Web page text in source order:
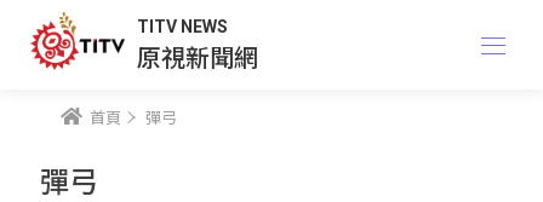
TITV NEWS
原視新聞網
首頁 彈弓
彈弓